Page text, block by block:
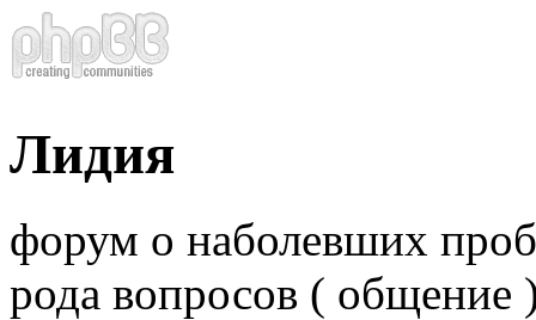
Лидия
форум о наболевших
рода вопросов ( общение